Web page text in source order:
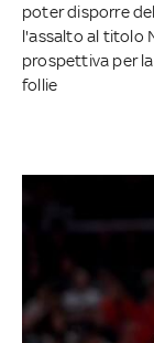
poter disporre
l'assalto al titolo
prospettiva per
follie